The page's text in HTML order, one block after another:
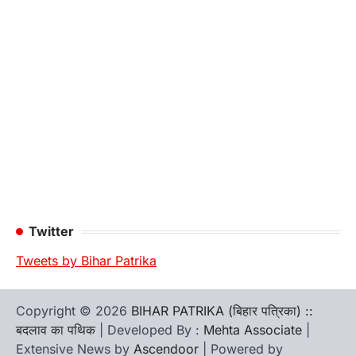
Twitter
Tweets by Bihar Patrika
Copyright © 2026 BIHAR PATRIKA (बिहार पत्रिका) ::
बदलाव का पथिक | Developed By : Mehta Associate
Extensive News by Ascendoor | Powered by